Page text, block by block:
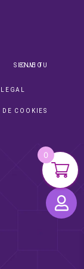
SIGUE TU ENVIO
COOKIES
0